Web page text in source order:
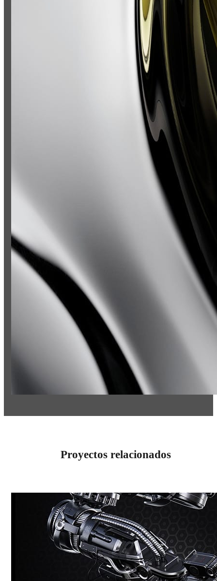
Proyectos relacionados